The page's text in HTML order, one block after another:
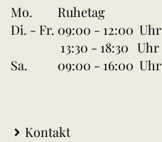
Mo.
Ruhetag
Di. - Fr. 09:00 - 12:00 Uhr
13:30 - 18:30 Uhr
Sa.
09:00 - 16:00 Uhr
Kontakt